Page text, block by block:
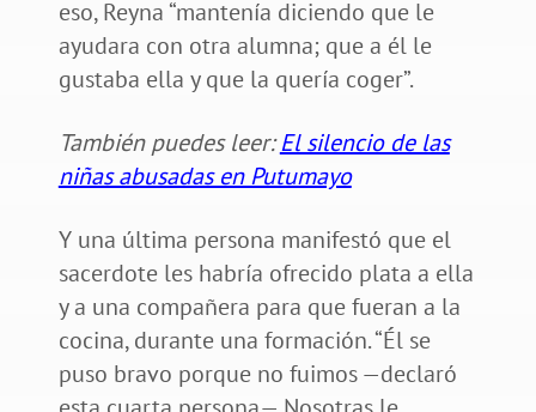
eso, Reyna “mantenía diciendo que le
ayudara con otra alumna; que a él le
gustaba ella y que la quería coger”.
También puedes leer:El silencio de las
niñas abusadas en Putumayo
Y una última persona manifestó que el
sacerdote les habría ofrecido plata a ella
y a una compañera para que fueran a la
cocina, durante una formación. “Él se
puso bravo porque no fuimos —declaró